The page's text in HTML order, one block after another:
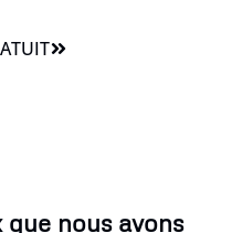
nous avons